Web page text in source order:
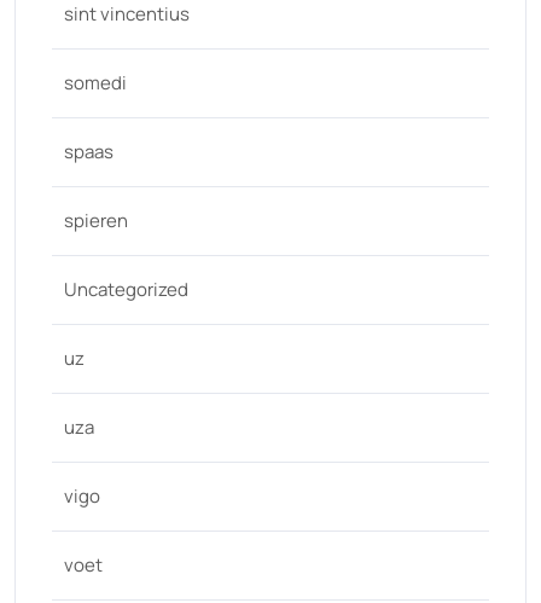
sint vincentius
somedi
spaas
spieren
Uncategorized
uz
uza
vigo
voet